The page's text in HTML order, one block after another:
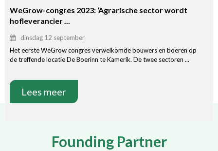
WeGrow-congres 2023: ‘Agrarische sector wordt
hofleverancier ...
dinsdag 12 september
Het eerste WeGrow congres verwelkomde bouwers en boeren op
de treffende locatie De Boerinn te Kamerik. De twee sectoren ...
Lees meer
Founding Partner